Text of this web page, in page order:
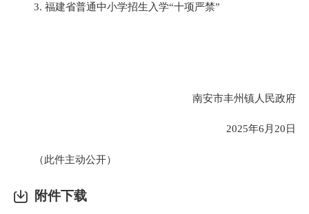
3. 福建省普通中小学招生入学“十项严禁”
南安市丰州镇人民政府
2025年6月20日
（此件主动公开）
附件下载